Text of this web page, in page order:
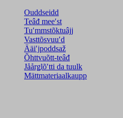
Ouddseidd
Teâđ meeʹst
Tuʹmmstõktuâjj
Vasttõsvuuʹd
Ääiʹjpoddsaž
Õhttvuõtt-teâđ
Jåårǥlõʹtti da tuulk
Mättmateriaalkaupp